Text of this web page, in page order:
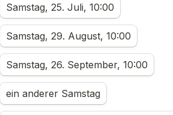
Samstag, 25. Juli, 10:00
Samstag, 29. August, 10:00
Samstag, 26. September, 10:00
ein anderer Samstag